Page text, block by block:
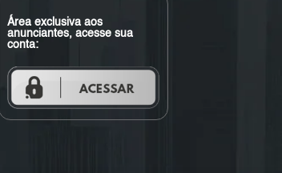
Área exclusiva aos
anunciantes, acesse sua
conta: